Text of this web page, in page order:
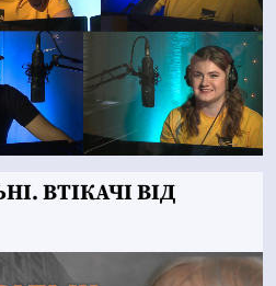
ВТІКАЧІ ВІД